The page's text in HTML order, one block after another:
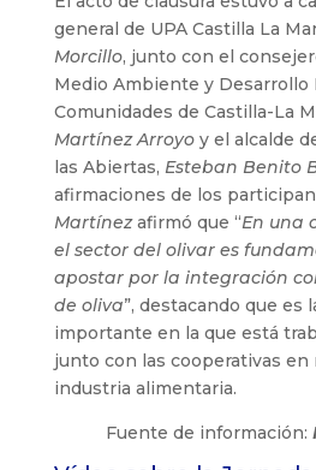
general de UPA Castilla La
Morcillo, junto con el
Medio Ambiente y Desarrollo
Comunidades de Castilla-La
Martínez Arroyoy el alcalde
las Abiertas, Esteban Benito
afirmaciones de los
Martínezafirmó que “En una
el sector del olivar es
apostar por la integración
de oliva”, destacando que es
importante en la que está
junto con las cooperativas en
industria alimentaria.
Fuente de información: